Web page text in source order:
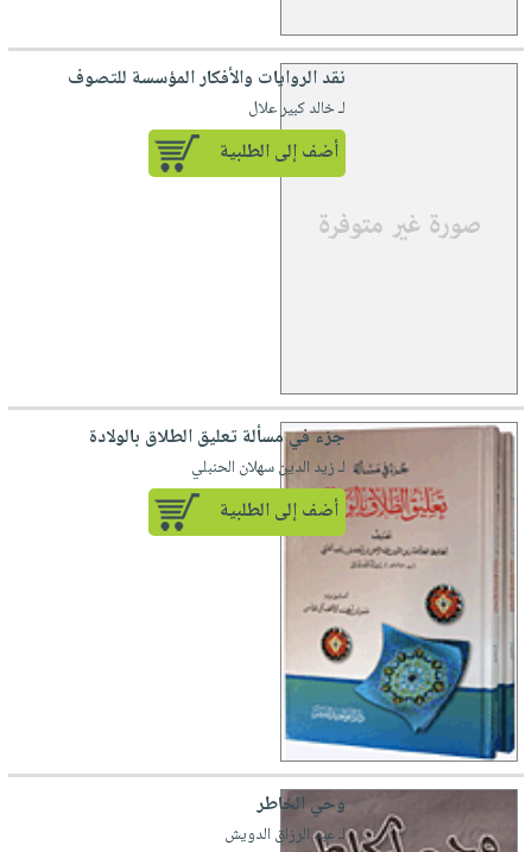
نقد الروايات والأفكار المؤسسة للتصوف
لـ خالد كبير علال
أضف إلى الطلبية
جزء في مسألة تعليق الطلاق بالولادة
لـ زيد الدين سهلان الحنبلي
أضف إلى الطلبية
وحي الخاطر
لـ عبد الرزاق الدويش